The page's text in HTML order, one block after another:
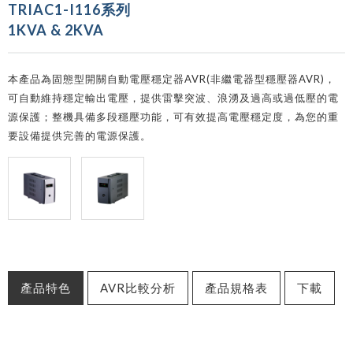
TRIAC1-I116系列
1KVA & 2KVA
本產品為固態型開關自動電壓穩定器AVR(非繼電器型穩壓器AVR)，
可自動維持穩定輸出電壓，提供雷擊突波、浪湧及過高或過低壓的電
源保護；整機具備多段穩壓功能，可有效提高電壓穩定度，為您的重
要設備提供完善的電源保護。
產品特色 AVR比較分析 產品規格表 下載